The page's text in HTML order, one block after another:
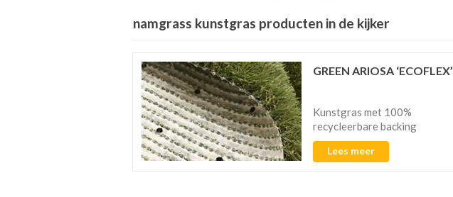
namgrass kunstgras producten in de kijker
GREEN ARIOSA ‘ECOFLEX’
Kunstgras met 100%
recycleerbare backing
Lees meer